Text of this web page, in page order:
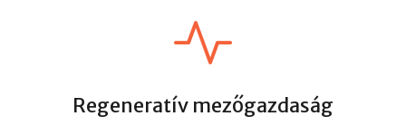
Regeneratív mezőgazdaság